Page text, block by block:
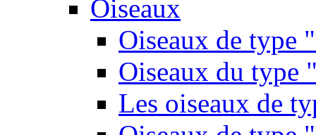
Oiseaux
Oiseaux de type
Oiseaux du type
Les oiseaux de